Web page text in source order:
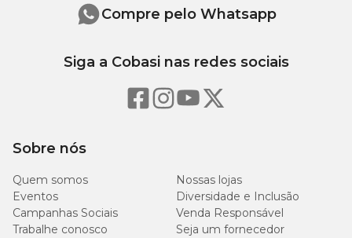
Sobre nós
Quem somos
Nossas lojas
Eventos
Diversidade e Inclusão
Campanhas Sociais
Venda Responsável
Trabalhe conosco
Seja um fornecedor
Compre pelo Whatsapp
Siga a Cobasi nas redes sociais